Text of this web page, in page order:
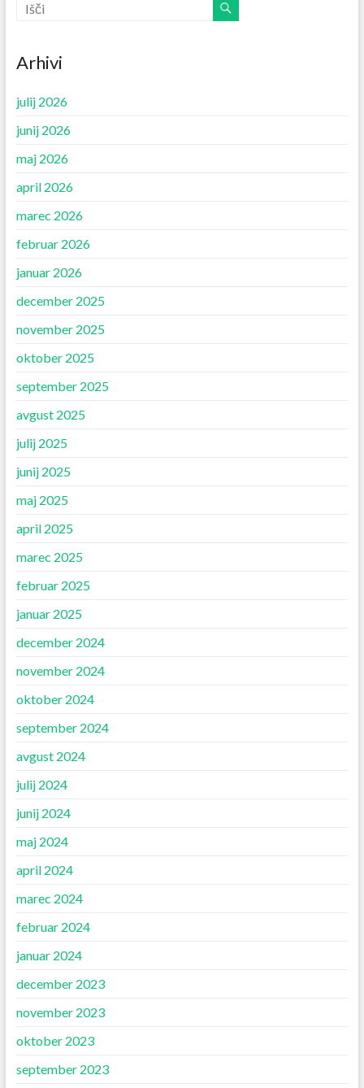
Arhivi
julij 2026
junij 2026
maj 2026
april 2026
marec 2026
februar 2026
januar 2026
december 2025
november 2025
oktober 2025
september 2025
avgust 2025
julij 2025
junij 2025
maj 2025
april 2025
marec 2025
februar 2025
januar 2025
december 2024
november 2024
oktober 2024
september 2024
avgust 2024
julij 2024
junij 2024
maj 2024
april 2024
marec 2024
februar 2024
januar 2024
december 2023
november 2023
oktober 2023
september 2023